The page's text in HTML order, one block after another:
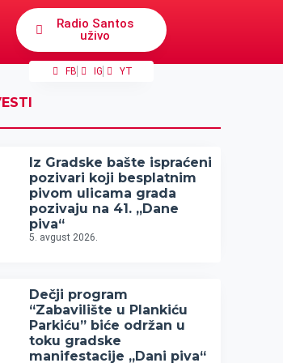
Radio Santos
uživo
FB IG YT
Iz Gradske bašte ispraćeni
pozivari koji besplatnim
pivom ulicama grada
pozivaju na 41. „Dane
piva“
5. avgust 2026.
Dečji program
“Zabavilište u Plankiću
Parkiću” biće održan u
toku gradske
manifestacije „Dani piva“